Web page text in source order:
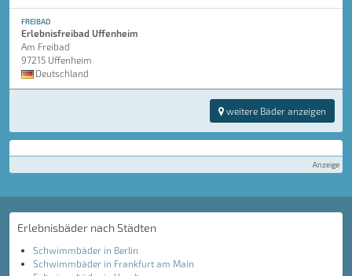
FREIBAD
Erlebnisfreibad Uffenheim
Am Freibad
97215 Uffenheim
Deutschland
weitere Bäder anzeigen
Anzeige
Erlebnisbäder nach Städten
Schwimmbäder in Berlin
Schwimmbäder in Frankfurt am Main